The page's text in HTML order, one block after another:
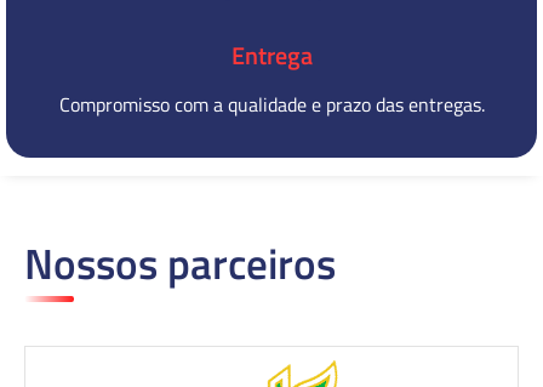
Entrega
Compromisso com a qualidade e prazo das entregas.
Nossos parceiros